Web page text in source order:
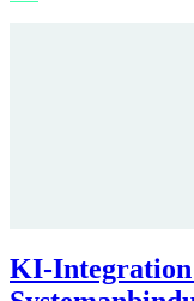
KI-